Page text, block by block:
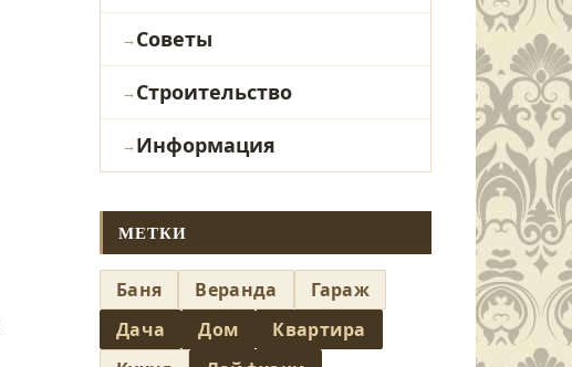
Советы
Строительство
Информация
МЕТКИ
Баня Веранда
Гараж
Дача
Дом
Квартира